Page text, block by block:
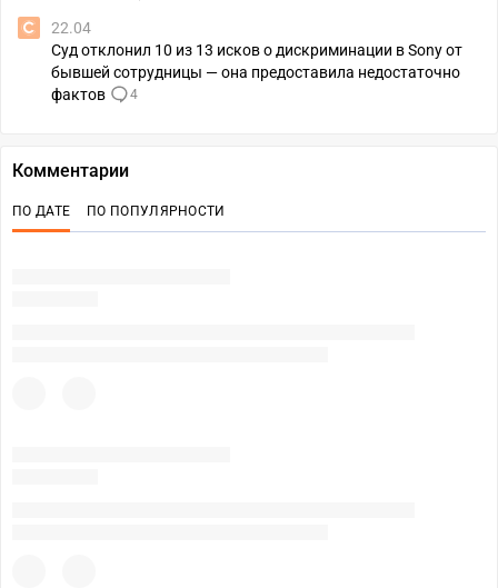
22.04
Суд отклонил 10 из 13 исков о дискриминации в Sony от
бывшей сотрудницы — она предоставила недостаточно
фактов
4
Комментарии
ПО ДАТЕ ПО ПОПУЛЯРНОСТИ